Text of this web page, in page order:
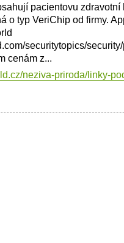
pacientovu
o typ VeriChip od firmy.
securitytopics/
cenám z...
neziva-priroda/linky-